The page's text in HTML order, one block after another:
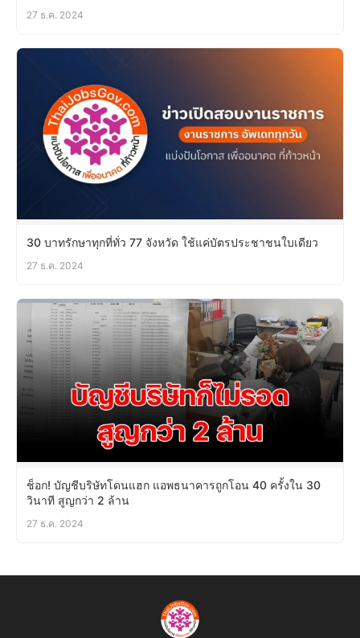
27 ธ.ค. 2024
30 บาทรักษาทุกที่ทั่ว 77 จังหวัด ใช้แค่บัตรประชาชนใบเดียว
27 ธ.ค. 2024
ช็อก! บัญชีบริษัทโดนแฮก แอพธนาคารถูกโอน 40 ครั้งใน 30
วินาที สูญกว่า 2 ล้าน
27 ธ.ค. 2024